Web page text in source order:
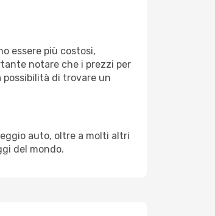
essere più costosi,
notare che i prezzi per
di trovare un
auto, oltre a molti altri
del mondo.